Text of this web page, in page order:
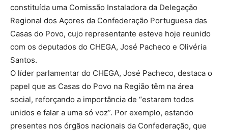
constituída uma Comissão Instaladora da Delegação
Regional dos Açores da Confederação Portuguesa das
Casas do Povo, cujo representante esteve hoje reunido
com os deputados do CHEGA, José Pacheco e Olivéria
Santos.
O líder parlamentar do CHEGA, José Pacheco, destaca o
papel que as Casas do Povo na Região têm na área
social, reforçando a importância de “estarem todos
unidos e falar a uma só voz”. Por exemplo, estando
presentes nos órgãos nacionais da Confederação, que